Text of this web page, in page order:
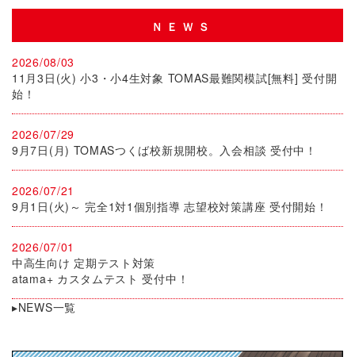
ＮＥＷＳ
2026/08/03
11月3日(火) 小3・小4生対象 TOMAS最難関模試[無料] 受付開
始！
2026/07/29
9月7日(月) TOMASつくば校新規開校。入会相談 受付中！
2026/07/21
9月1日(火)～ 完全1対1個別指導 志望校対策講座 受付開始！
2026/07/01
中高生向け 定期テスト対策
atama+ カスタムテスト 受付中！
▸NEWS一覧